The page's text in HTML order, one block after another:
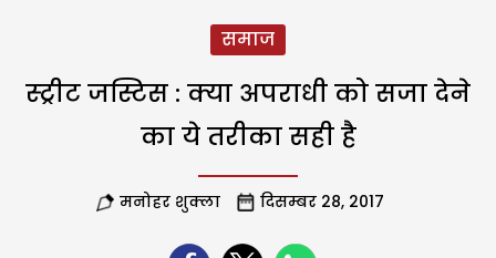
समाज
स्ट्रीट जस्टिस : क्या अपराधी को सजा देने
का ये तरीका सही है
मनोहर शुक्ला दिसम्बर 28, 2017